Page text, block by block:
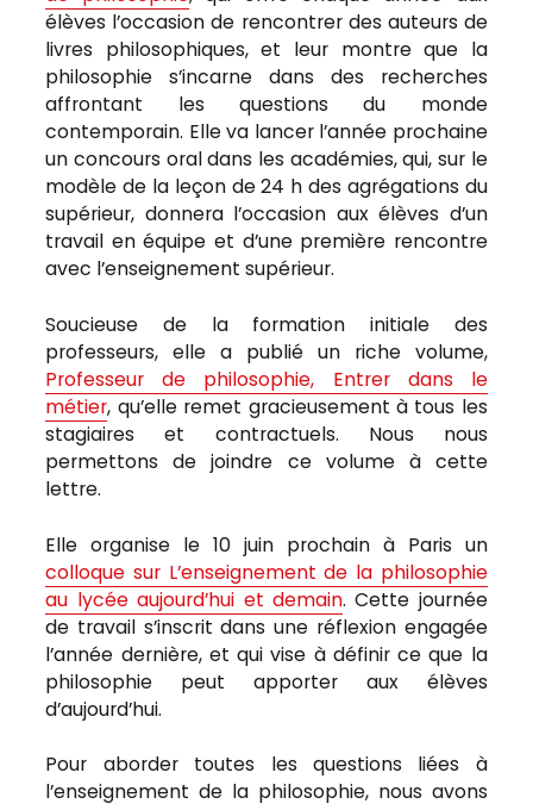
élèves l’occasion de rencontrer des auteurs de
livres philosophiques, et leur montre que la
philosophie s’incarne dans des recherches
affrontant les questions du monde
contemporain. Elle va lancer l’année prochaine
un concours oral dans les académies, qui, sur le
modèle de la leçon de 24 h des agrégations du
supérieur, donnera l’occasion aux élèves d’un
travail en équipe et d’une première rencontre
avec l’enseignement supérieur.
Soucieuse de la formation initiale des
professeurs, elle a publié un riche volume,
Professeur de philosophie, Entrer dans le
métier, qu’elle remet gracieusement à tous les
stagiaires et contractuels. Nous nous
permettons de joindre ce volume à cette
lettre.
Elle organise le 10 juin prochain à Paris un
colloque sur L’enseignement de la philosophie
au lycée aujourd’hui et demain. Cette journée
de travail s’inscrit dans une réflexion engagée
l’année dernière, et qui vise à définir ce que la
philosophie peut apporter aux élèves
d’aujourd’hui.
Pour aborder toutes les questions liées à
l’enseignement de la philosophie, nous avons